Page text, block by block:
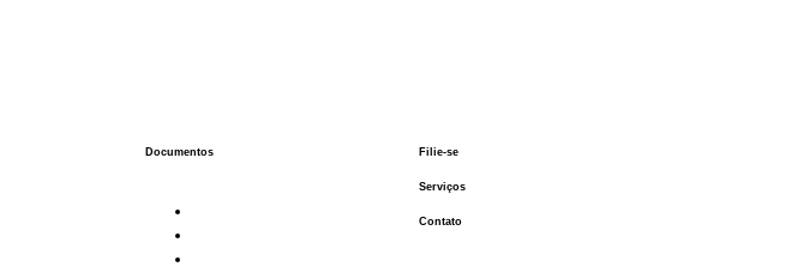
Documentos Filie-se
Serviços
Contato